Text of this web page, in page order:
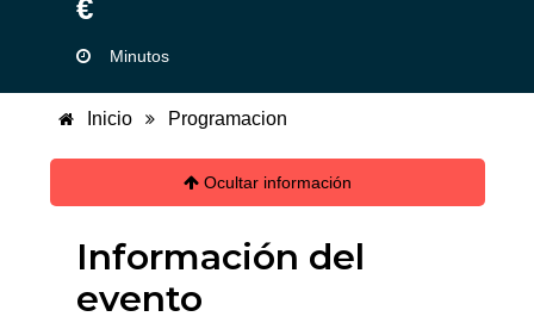
€
Minutos
Inicio Programacion
Ocultar información
Información del
evento